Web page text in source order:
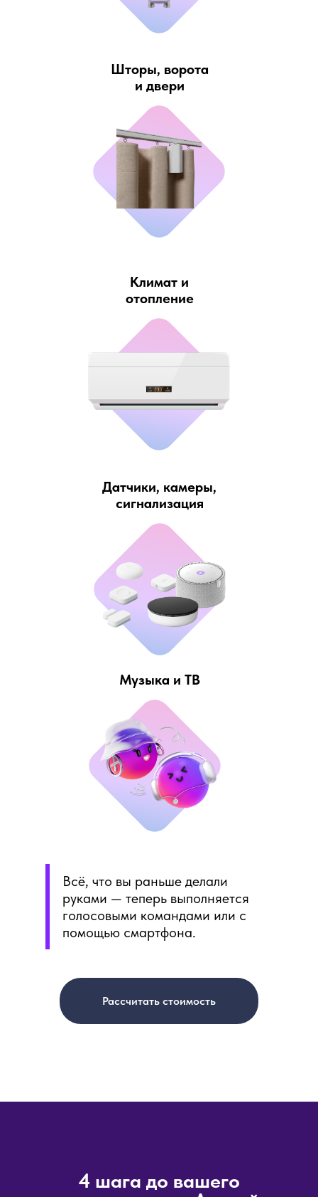
Рассчитать стоимость
Датчики, камеры,
сигнализация
Климат и
отопление
Музыка и ТВ
Шторы, ворота
и двери
Всё, что вы раньше делали
руками — теперь выполняется
голосовыми командами или с
помощью смартфона.
4 шага до вашего